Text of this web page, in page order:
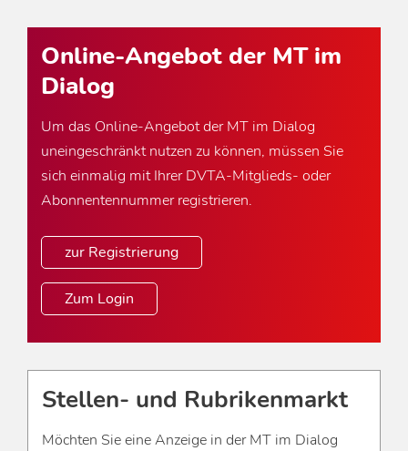
Online-Angebot der MT im
Dialog
Um das Online-Angebot der MT im Dialog
uneingeschränkt nutzen zu können, müssen Sie
sich einmalig mit Ihrer DVTA-Mitglieds- oder
Abonnentennummer registrieren.
zur Registrierung
Zum Login
Stellen- und Rubrikenmarkt
Möchten Sie eine Anzeige in der MT im Dialog